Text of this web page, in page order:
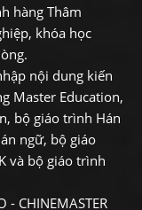
hàng Thâm
khóa học
nội dung kiến
Master Education,
bộ giáo trình Hán
ngữ, bộ giáo
và bộ giáo trình
- CHINEMASTER